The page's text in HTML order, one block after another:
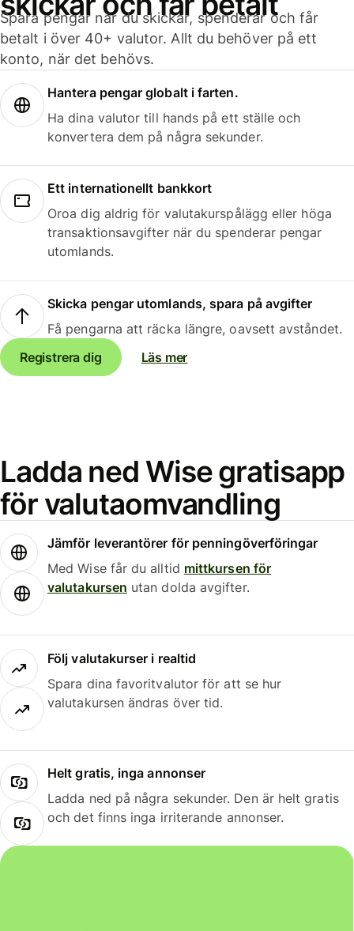
Spara pengar när du skickar, spenderar och får
betalt i över 40+ valutor. Allt du behöver på ett
konto, när det behövs.
Hantera pengar globalt i farten.
Ha dina valutor till hands på ett ställe och
konvertera dem på några sekunder.
Ett internationellt bankkort
Oroa dig aldrig för valutakurspålägg eller höga
transaktionsavgifter när du spenderar pengar
utomlands.
Skicka pengar utomlands, spara på avgifter
Få pengarna att räcka längre, oavsett avståndet.
Registrera dig
Läs mer
Ladda ned Wise gratisapp
för valutaomvandling
Jämför leverantörer för penningöverföringar
Med Wise får du alltid mittkursen för
valutakursen utan dolda avgifter.
Följ valutakurser i realtid
Spara dina favoritvalutor för att se hur
valutakursen ändras över tid.
Helt gratis, inga annonser
Ladda ned på några sekunder. Den är helt gratis
och det finns inga irriterande annonser.